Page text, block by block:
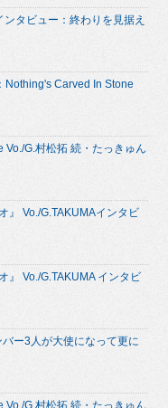
タビュー：終わりを見据え
Nothing's Carved In Stone
Vo./G.村松拓 続・たっきゅん
』 Vo./G.TAKUMAインタビ
』 Vo./G.TAKUMA インタビ
ー3人が大使になって更に
Vo./G.村松拓 続・たっきゅん